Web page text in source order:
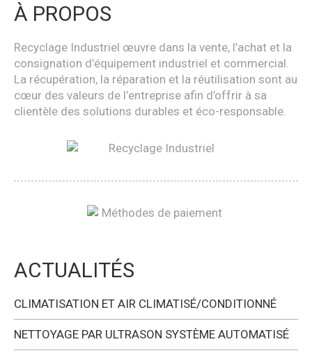
À PROPOS
Recyclage Industriel œuvre dans la vente, l’achat et la
consignation d’équipement industriel et commercial.
La récupération, la réparation et la réutilisation sont au
cœur des valeurs de l’entreprise afin d’offrir à sa
clientèle des solutions durables et éco-responsable.
ACTUALITÉS
CLIMATISATION ET AIR CLIMATISÉ/CONDITIONNÉ
NETTOYAGE PAR ULTRASON SYSTÈME AUTOMATISÉ